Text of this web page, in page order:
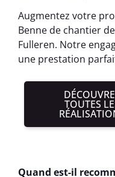
Augmentez votre
Benne de chantier
Fulleren. Notre
une prestation
TOUTES
Quand est-il